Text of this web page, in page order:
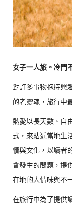
女子一人旅。冷門
對許多事物抱持興
的老靈魂，旅行中
熱愛以長天數、自
式，來貼近當地生
情與文化，以讀者
會發生的問題，提
在地的人情味與不
在旅行中為了提供